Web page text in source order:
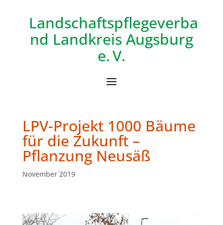
Landschaftspflegeverba
nd Landkreis Augsburg
e. V.
LPV-Projekt 1000 Bäume
für die Zukunft –
Pflanzung Neusäß
November 2019